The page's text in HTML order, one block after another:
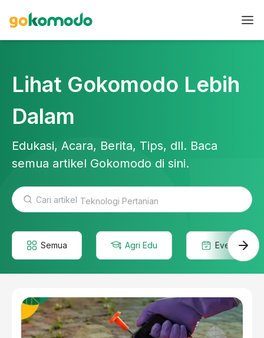
Lihat Gokomodo Lebih
Dalam
Edukasi, Acara, Berita, Tips, dll. Baca
semua artikel Gokomodo di sini.
Teknologi Pertanian
Semua Agri Edu Event